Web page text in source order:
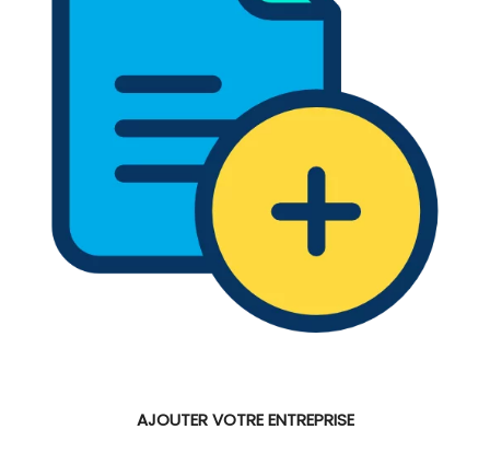
AJOUTER VOTRE ENTREPRISE